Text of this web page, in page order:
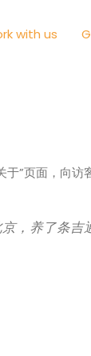
with us
”页面，向访
，养了条